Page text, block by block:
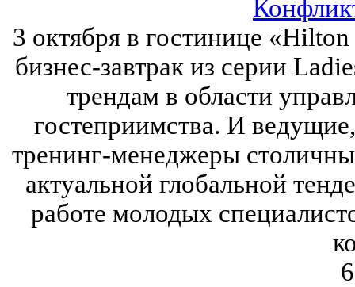
3 октября в гостинице
бизнес-завтрак из серии
трендам в области
гостеприимства. И
тренинг-менеджеры
актуальной глобальной
работе молодых